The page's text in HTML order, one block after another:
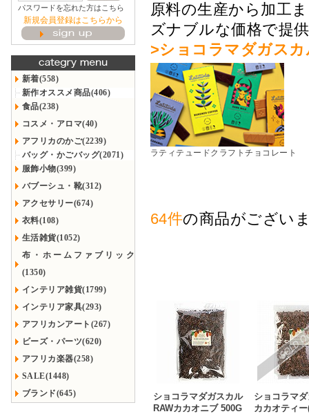
パスワードを忘れた方はこちら
新規会員登録はこちらから
新着(558)
新作オススメ商品(406)
食品(238)
コスメ・アロマ(40)
アフリカのかご(2239)
バッグ・かごバッグ(2071)
服飾小物(399)
バブーシュ・靴(312)
アクセサリー(674)
衣料(108)
生活雑貨(1052)
布・ホームファブリック
(1350)
インテリア雑貨(1799)
インテリア家具(293)
アフリカンアート(267)
ビーズ・パーツ(620)
アフリカ楽器(258)
SALE(1448)
ブランド(645)
原料の生産から加工
ズナブルな価格で提
>ショコラマダガスカ
ラティテュードクラフトチョコレート
64件の商品がござい
ショコラマダガスカル
RAWカカオニブ 500G
ショコラマ
カカオティ